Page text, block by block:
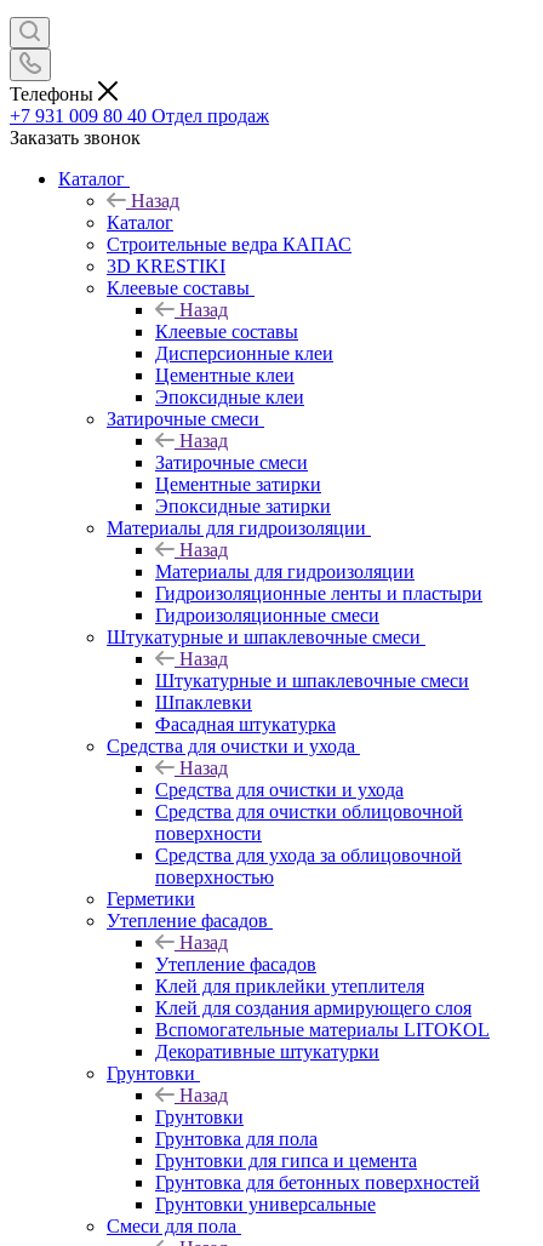
Телефоны
+7 931 009 80 40 Отдел продаж
Заказать звонок
Каталог
Назад
Каталог
Строительные ведра КАПАС
3D KRESTIKI
Клеевые составы
Назад
Клеевые составы
Дисперсионные клеи
Цементные клеи
Эпоксидные клеи
Затирочные смеси
Назад
Затирочные смеси
Цементные затирки
Эпоксидные затирки
Материалы для гидроизоляции
Назад
Материалы для гидроизоляции
Гидроизоляционные ленты и пластыри
Гидроизоляционные смеси
Штукатурные и шпаклевочные смеси
Назад
Штукатурные и шпаклевочные смеси
Шпаклевки
Фасадная штукатурка
Средства для очистки и ухода
Назад
Средства для очистки и ухода
Средства для очистки облицовочной
поверхности
Средства для ухода за облицовочной
поверхностью
Герметики
Утепление фасадов
Назад
Утепление фасадов
Клей для приклейки утеплителя
Клей для создания армирующего слоя
Вспомогательные материалы LITOKOL
Декоративные штукатурки
Грунтовки
Назад
Грунтовки
Грунтовка для пола
Грунтовки для гипса и цемента
Грунтовка для бетонных поверхностей
Грунтовки универсальные
Смеси для пола